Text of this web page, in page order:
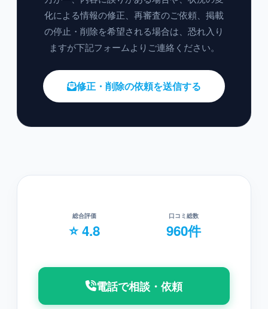
化による情報の修正、再審査のご依頼、掲載
の停止・削除を希望される場合は、恐れ入り
ますが下記フォームよりご連絡ください。
修正・削除の依頼を送信する
総合評価
⭐ 4.8
口コミ総数
960件
電話で相談・依頼